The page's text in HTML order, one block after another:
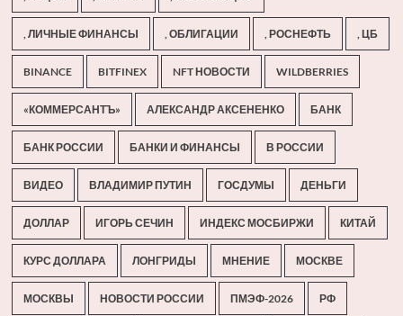
, ЛИЧНЫЕ ФИНАНСЫ , ОБЛИГАЦИИ , РОСНЕФТЬ , ЦБ
BINANCE BITFINEX NFT НОВОСТИ WILDBERRIES
«КОММЕРСАНТЪ» АЛЕКСАНДР АКСЕНЕНКО БАНК
БАНК РОССИИ БАНКИ И ФИНАНСЫ В РОССИИ
ВИДЕО ВЛАДИМИР ПУТИН ГОСДУМЫ ДЕНЬГИ
ДОЛЛАР ИГОРЬ СЕЧИН ИНДЕКС МОСБИРЖИ КИТАЙ
КУРС ДОЛЛАРА ЛОНГРИДЫ МНЕНИЕ МОСКВЕ
МОСКВЫ НОВОСТИ РОССИИ ПМЭФ-2026 РФ